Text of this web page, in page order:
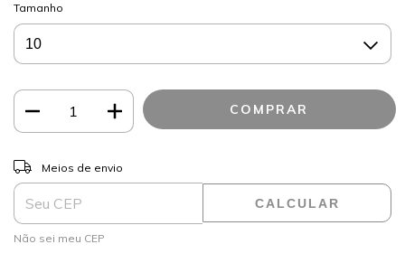
Tamanho
Entregas para o CEP:
Meios de envio
CALCULAR
Não sei meu CEP